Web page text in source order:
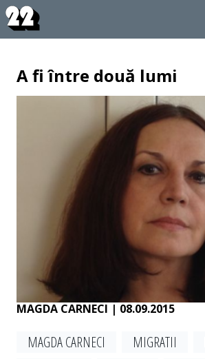
A fi între două lumi
MAGDA CARNECI | 08.09.2015
MAGDA CARNECI MIGRATII